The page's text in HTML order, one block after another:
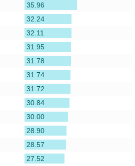
35.96
32.24
32.11
31.95
31.78
31.74
31.72
30.84
30.00
28.90
28.57
27.52